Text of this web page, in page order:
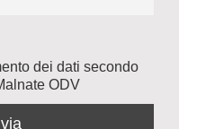
dei dati secondo
ODV